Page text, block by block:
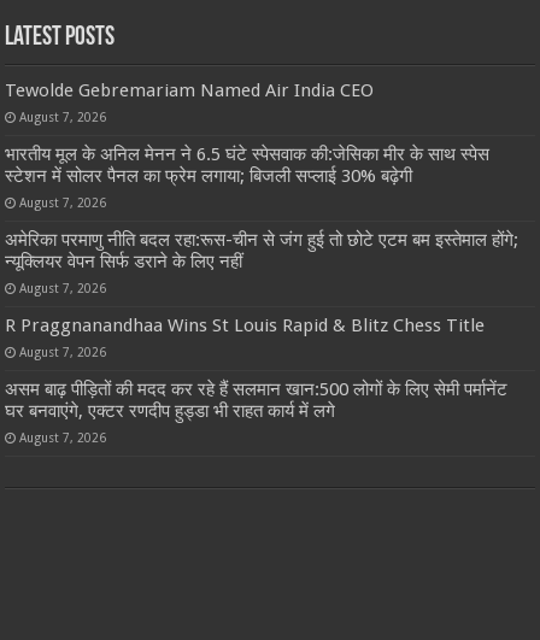
Latest Posts
Tewolde Gebremariam Named Air India CEO
August 7, 2026
भारतीय मूल के अनिल मेनन ने 6.5 घंटे स्पेसवाक की:जेसिका मीर के साथ स्पेस
स्टेशन में सोलर पैनल का फ्रेम लगाया; बिजली सप्लाई 30% बढ़ेगी
August 7, 2026
अमेरिका परमाणु नीति बदल रहा:रूस-चीन से जंग हुई तो छोटे एटम बम इस्तेमाल होंगे;
न्यूक्लियर वेपन सिर्फ डराने के लिए नहीं
August 7, 2026
R Praggnanandhaa Wins St Louis Rapid & Blitz Chess Title
August 7, 2026
असम बाढ़ पीड़ितों की मदद कर रहे हैं सलमान खान:500 लोगों के लिए सेमी पर्मानेंट
घर बनवाएंगे, एक्टर रणदीप हुड्डा भी राहत कार्य में लगे
August 7, 2026